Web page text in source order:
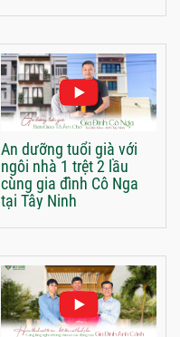
An dưỡng tuổi già với
ngôi nhà 1 trệt 2 lầu
cùng gia đình Cô Nga
tại Tây Ninh